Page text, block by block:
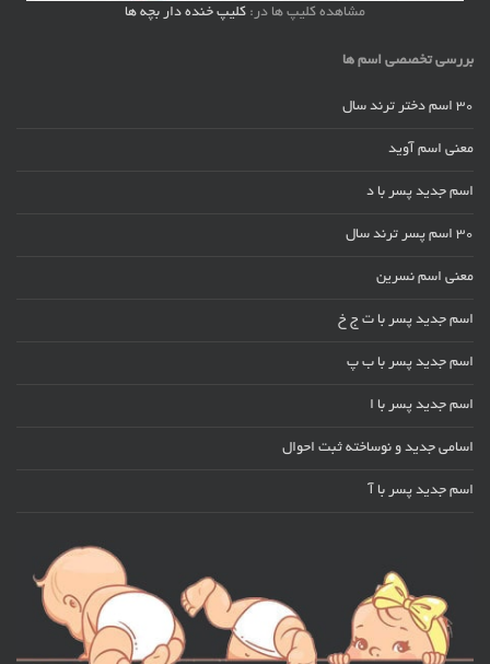
مشاهده کلیپ ها در: کلیپ خنده دار بچه ها
بررسی تخصصی اسم ها
30 اسم دختر ترند سال
معنی اسم آوید
اسم جدید پسر با د
30 اسم پسر ترند سال
معنی اسم نسرین
اسم جدید پسر با ت ج خ
اسم جدید پسر با ب پ
اسم جدید پسر با ا
اسامی جدید و نوساخته ثبت احوال
اسم جدید پسر با آ